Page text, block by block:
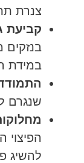
צנרת
קביעת
בנזקים
במידת
שנגרם
להשיג